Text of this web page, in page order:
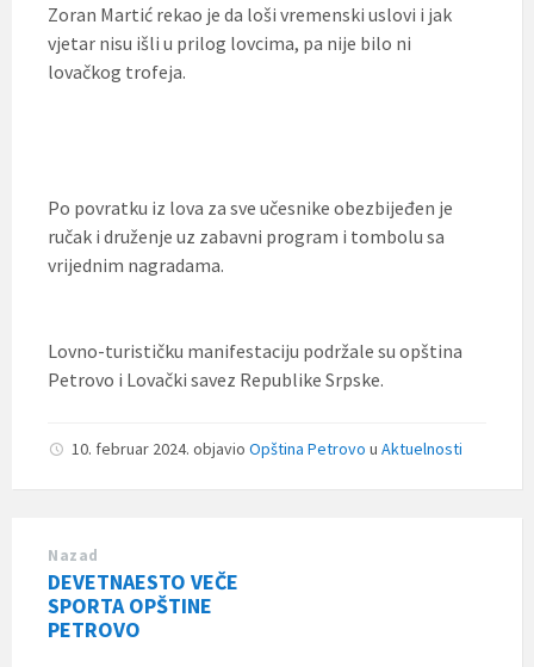
Zoran Martić rekao je da loši vremenski uslovi i jak
vjetar nisu išli u prilog lovcima, pa nije bilo ni
lovačkog trofeja.
Po povratku iz lova za sve učesnike obezbijeđen je
ručak i druženje uz zabavni program i tombolu sa
vrijednim nagradama.
Lovno-turističku manifestaciju podržale su opština
Petrovo i Lovački savez Republike Srpske.
10. februar 2024. objavio Opština Petrovo u Aktuelnosti
Nazad
DEVETNAESTO VEČE
SPORTA OPŠTINE
PETROVO